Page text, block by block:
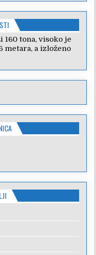
160 tona, visoko je
metara, a izloženo